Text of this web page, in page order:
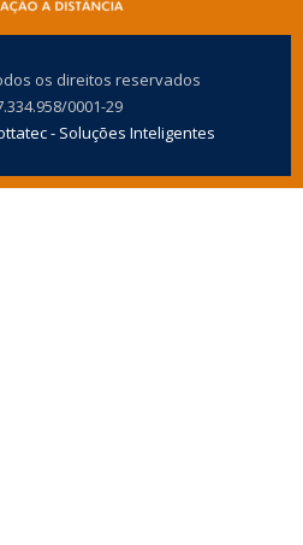
os direitos reservados
0001-29
- Soluções Inteligentes